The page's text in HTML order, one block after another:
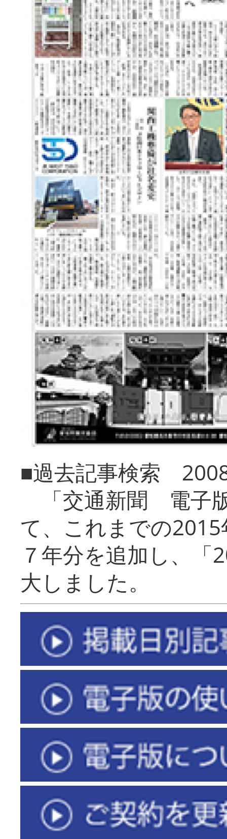
■過去記事検索
「交通新聞 電子
て、これまでの
７年分を追加し、「
大しまし